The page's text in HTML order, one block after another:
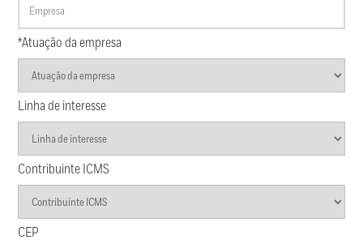
*Atuação da empresa
Linha de interesse
Contribuinte ICMS
CEP